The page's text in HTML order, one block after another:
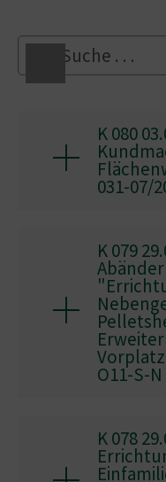
K 080
031-07/
K 079
Vorplatz
O11-S-N
K 078